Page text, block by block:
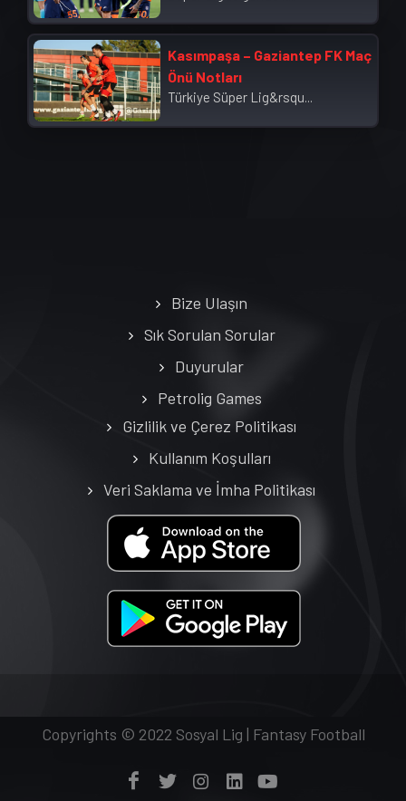
Kasımpaşa – Gaziantep FK Maç
Önü Notları
Türkiye Süper Lig&rsqu...
Bize Ulaşın
Sık Sorulan Sorular
Duyurular
Petrolig Games
Gizlilik ve Çerez Politikası
Kullanım Koşulları
Veri Saklama ve İmha Politikası
Copyrights © 2022 Sosyal Lig | Fantasy Football